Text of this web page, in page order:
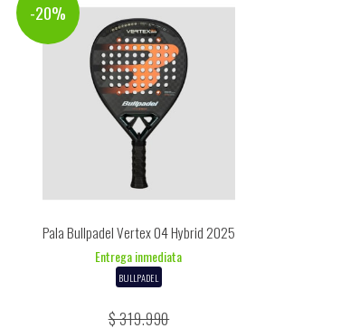
-20%
Pala Bullpadel Vertex 04 Hybrid 2025
Entrega inmediata
BULLPADEL
$ 319.990